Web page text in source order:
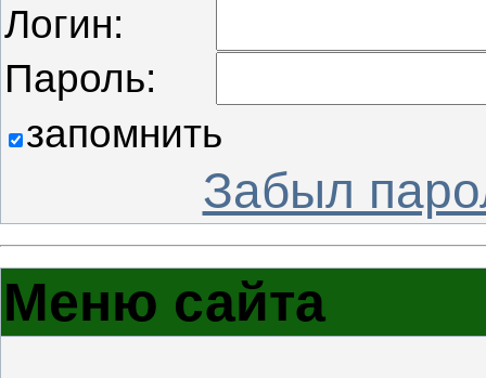
Логин:
Пароль:
запомнить
Забыл
Меню сайта